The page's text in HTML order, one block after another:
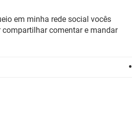
em minha rede social vocês
comentar e mandar